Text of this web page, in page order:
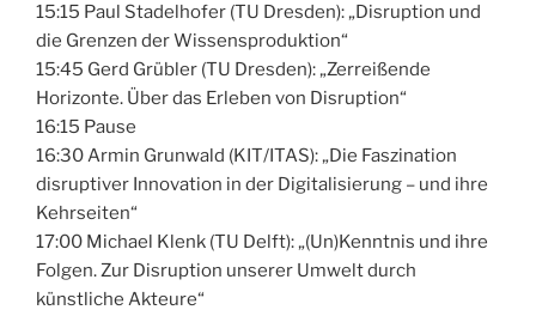
15:15 Paul Stadelhofer (TU Dresden): „Disruption und
die Grenzen der Wissensproduktion“
15:45 Gerd Grübler (TU Dresden): „Zerreißende
Horizonte. Über das Erleben von Disruption“
16:15 Pause
16:30 Armin Grunwald (KIT/ITAS): „Die Faszination
disruptiver Innovation in der Digitalisierung – und ihre
Kehrseiten“
17:00 Michael Klenk (TU Delft): „(Un)Kenntnis und ihre
Folgen. Zur Disruption unserer Umwelt durch
künstliche Akteure“